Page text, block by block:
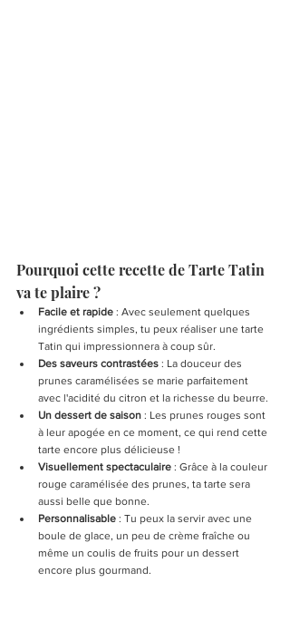
Pourquoi cette recette de Tarte Tatin
va te plaire ?
Facile et rapide : Avec seulement quelques
ingrédients simples, tu peux réaliser une tarte
Tatin qui impressionnera à coup sûr.
Des saveurs contrastées : La douceur des
prunes caramélisées se marie parfaitement
avec l'acidité du citron et la richesse du beurre.
Un dessert de saison : Les prunes rouges sont
à leur apogée en ce moment, ce qui rend cette
tarte encore plus délicieuse !
Visuellement spectaculaire : Grâce à la couleur
rouge caramélisée des prunes, ta tarte sera
aussi belle que bonne.
Personnalisable : Tu peux la servir avec une
boule de glace, un peu de crème fraîche ou
même un coulis de fruits pour un dessert
encore plus gourmand.